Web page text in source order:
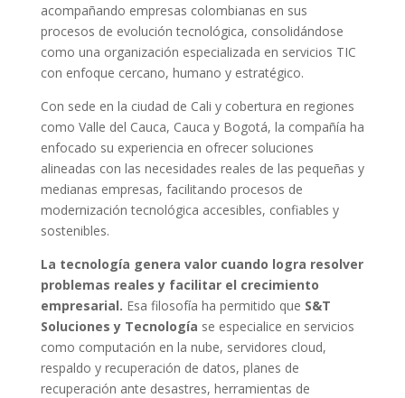
acompañando empresas colombianas en sus
procesos de evolución tecnológica, consolidándose
como una organización especializada en servicios TIC
con enfoque cercano, humano y estratégico.
Con sede en la ciudad de Cali y cobertura en regiones
como Valle del Cauca, Cauca y Bogotá, la compañía ha
enfocado su experiencia en ofrecer soluciones
alineadas con las necesidades reales de las pequeñas y
medianas empresas, facilitando procesos de
modernización tecnológica accesibles, confiables y
sostenibles.
La tecnología genera valor cuando logra resolver
problemas reales y facilitar el crecimiento
empresarial. Esa filosofía ha permitido que S&T
Soluciones y Tecnología se especialice en servicios
como computación en la nube, servidores cloud,
respaldo y recuperación de datos, planes de
recuperación ante desastres, herramientas de